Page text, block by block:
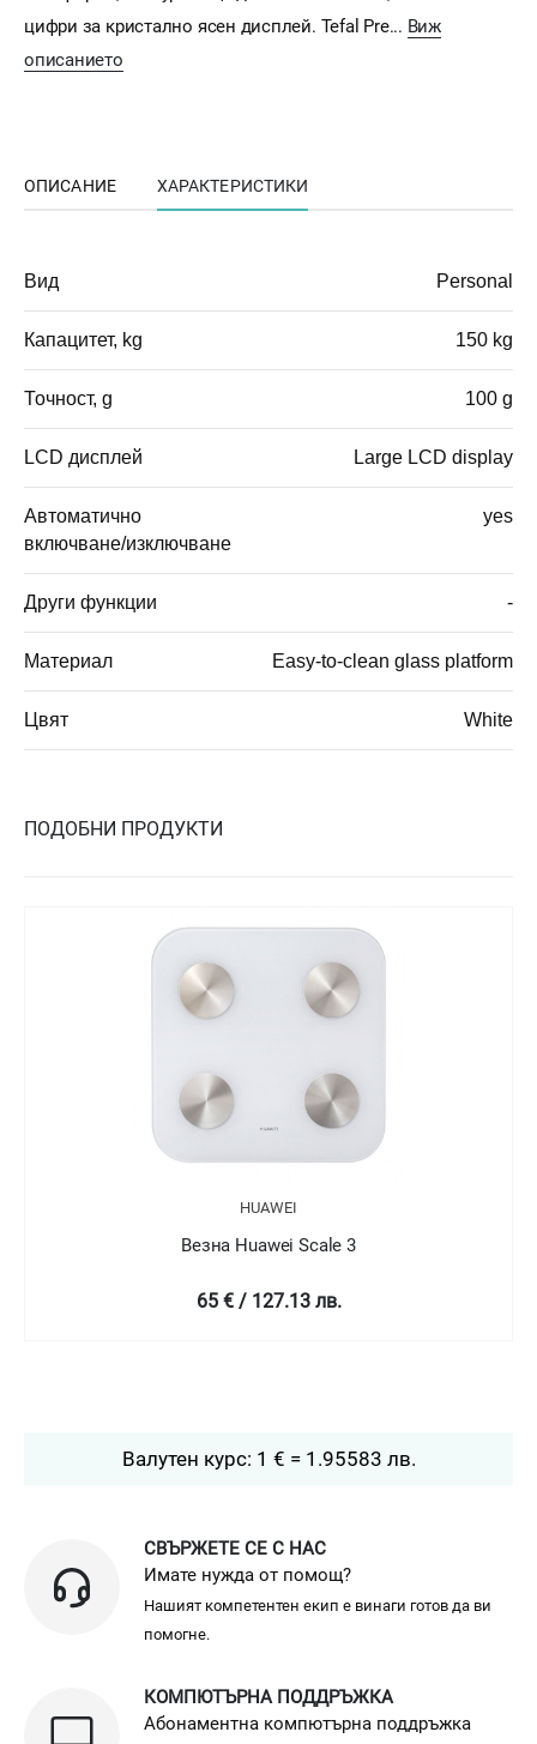
цифри за кристално ясен дисплей. Tefal Pre... Виж
описанието
ОПИСАНИЕ ХАРАКТЕРИСТИКИ
Вид Personal
Капацитет, kg 150 kg
Точност, g 100 g
LCD дисплей Large LCD display
Автоматично
включване/изключване
yes
Други функции -
Материал Easy-to-clean glass platform
Цвят White
ПОДОБНИ ПРОДУКТИ
HUAWEI
Везна Huawei Scale 3
65 € / 127.13 лв.
Валутен курс: 1 € = 1.95583 лв.
СВЪРЖЕТЕ СЕ С НАС
Имате нужда от помощ?
Нашият компетентен екип е винаги готов да ви
помогне.
КОМПЮТЪРНА ПОДДРЪЖКА
Абонаментна компютърна поддръжка